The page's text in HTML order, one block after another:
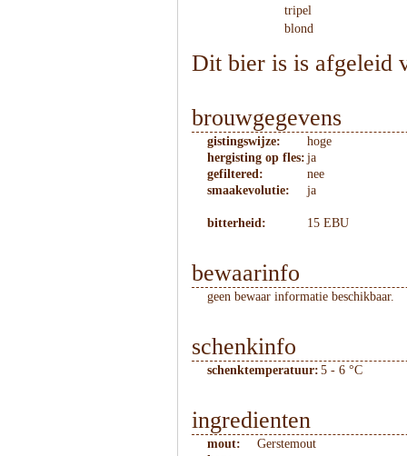
tripel
blond
Dit bier is is afgeleid
brouwgegevens
gistingswijze:
hoge
hergisting op fles: ja
gefiltered:
nee
smaakevolutie:
ja
bitterheid: 15 EBU
bewaarinfo
geen bewaar informatie beschikbaar.
schenkinfo
schenktemperatuur: 5 - 6 °C
ingredienten
mout:
Gerstemout